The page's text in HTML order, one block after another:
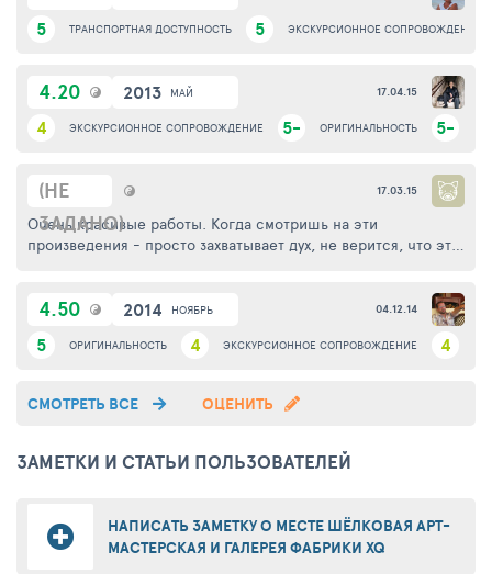
5 ТРАНСПОРТНАЯ ДОСТУПНОСТЬ 5 ЭКСКУРСИОННОЕ СОПРОВОЖДЕНИЕ
4.20
4 ЭКСКУРСИОННОЕ СОПРОВОЖДЕНИЕ 5- ОРИГИНАЛЬНОСТЬ 5-
2013 МАЙ 17.04.15
(НЕ
ЗАДАНО)
Очень красивые работы. Когда смотришь на эти
произведения - просто захватывает дух, не верится, что это
17.03.15
4.50
5 ОРИГИНАЛЬНОСТЬ 4 ЭКСКУРСИОННОЕ СОПРОВОЖДЕНИЕ 4
2014 НОЯБРЬ 04.12.14
СМОТРЕТЬ ВСЕ ОЦЕНИТЬ
ЗАМЕТКИ И СТАТЬИ ПОЛЬЗОВАТЕЛЕЙ
НАПИСАТЬ ЗАМЕТКУ О МЕСТЕ ШЁЛКОВАЯ АРТ-
МАСТЕРСКАЯ И ГАЛЕРЕЯ ФАБРИКИ XQ